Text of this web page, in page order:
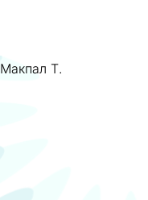
Макпал Т.